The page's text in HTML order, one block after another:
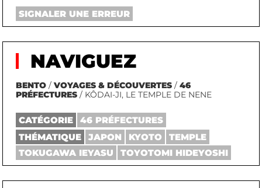
SIGNALER UNE ERREUR
NAVIGUEZ
BENTO /VOYAGES & DÉCOUVERTES /46
PRÉFECTURES / KÔDAI-JI, LE TEMPLE DE NENE
CATÉGORIE
46 PRÉFECTURES
THÉMATIQUE
JAPON KYOTO
TEMPLE
TOKUGAWA IEYASU
TOYOTOMI HIDEYOSHI